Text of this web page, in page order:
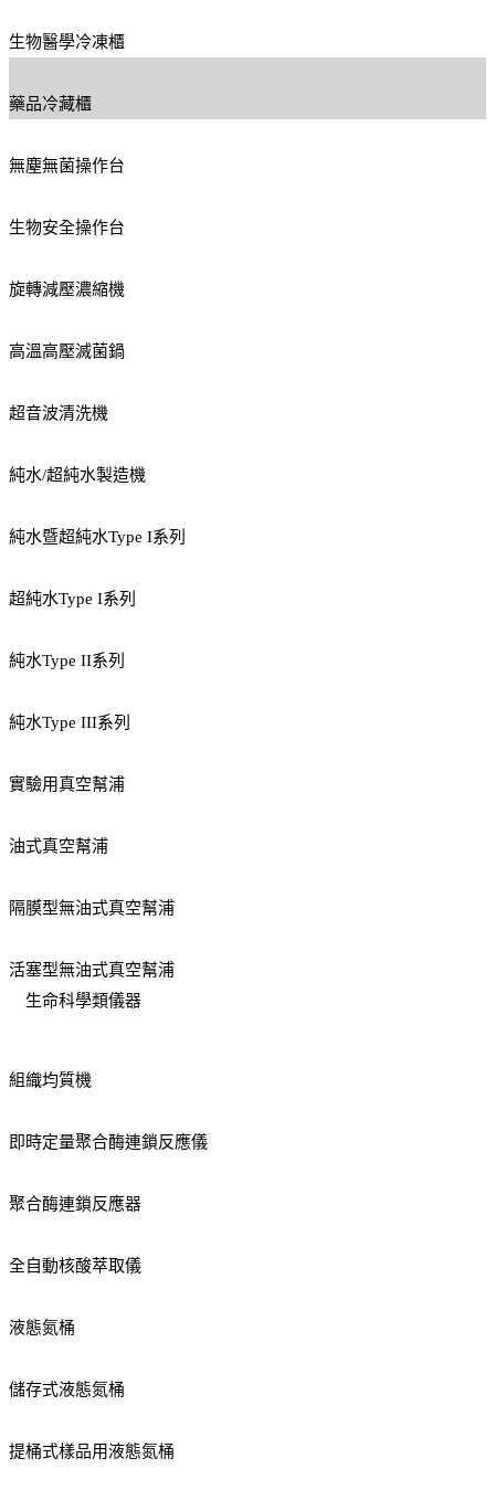
生物醫學冷凍櫃
藥品冷藏櫃
無塵無菌操作台
生物安全操作台
旋轉減壓濃縮機
高溫高壓滅菌鍋
超音波清洗機
純水/超純水製造機
純水暨超純水Type I系列
超純水Type I系列
純水Type II系列
純水Type III系列
實驗用真空幫浦
油式真空幫浦
隔膜型無油式真空幫浦
活塞型無油式真空幫浦
生命科學類儀器
組織均質機
即時定量聚合酶連鎖反應儀
聚合酶連鎖反應器
全自動核酸萃取儀
液態氮桶
儲存式液態氮桶
提桶式樣品用液態氮桶